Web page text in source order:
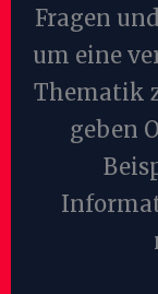
Fragen
um eine
Thematik
geben